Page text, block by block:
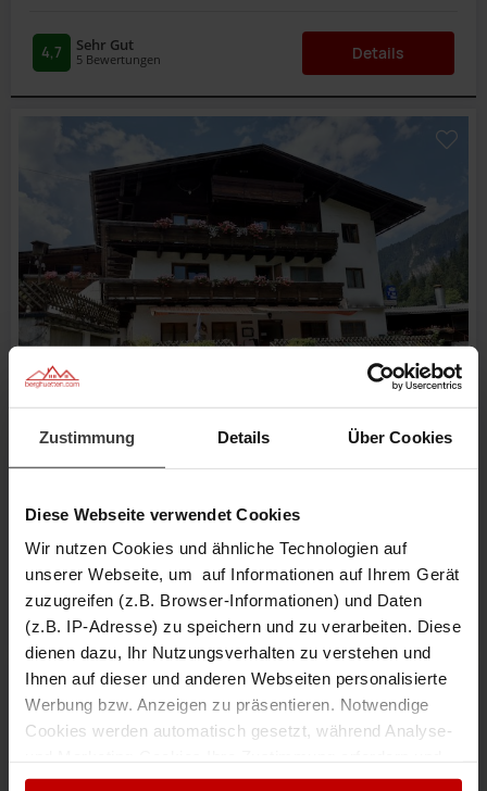
Zustimmung Details Über Cookies
Diese Webseite verwendet Cookies
Wir nutzen Cookies und ähnliche Technologien auf
unserer Webseite, um auf Informationen auf Ihrem Gerät
zuzugreifen (z.B. Browser-Informationen) und Daten
(z.B. IP-Adresse) zu speichern und zu verarbeiten. Diese
dienen dazu, Ihr Nutzungsverhalten zu verstehen und
Ihnen auf dieser und anderen Webseiten personalisierte
Werbung bzw. Anzeigen zu präsentieren. Notwendige
Cookies werden automatisch gesetzt, während Analyse-
auch außerhalb der EU/EWR, z.B. in den USA,
5 Bewertungen
4,7 Sehr Gut Details
Kundler Klamm Hütte
Wildschönau
55 Pers.
18 Schlafz.
18 Bewertungen
4,8 Sehr Gut Details